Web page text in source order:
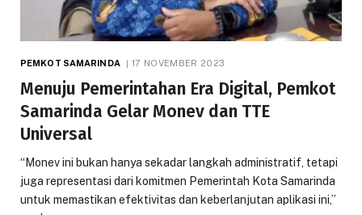
PEMKOT SAMARINDA 17 NOVEMBER 2023
Menuju Pemerintahan Era Digital, Pemkot
Samarinda Gelar Monev dan TTE
Universal
“Monev ini bukan hanya sekadar langkah administratif, tetapi
juga representasi dari komitmen Pemerintah Kota Samarinda
untuk memastikan efektivitas dan keberlanjutan aplikasi ini,”